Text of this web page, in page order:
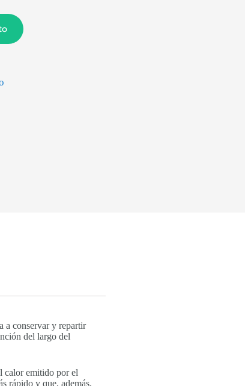
a conservar y repartir
del largo del
calor emitido por el
rápido y que, además,